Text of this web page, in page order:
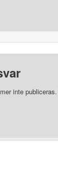
inte publiceras.